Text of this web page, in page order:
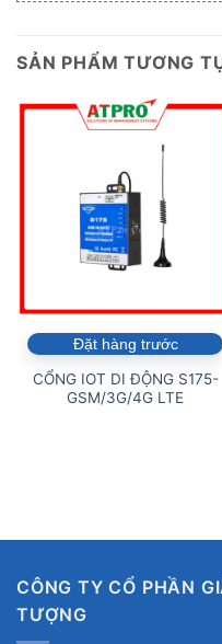
SẢN PHẨM TƯƠNG
Đặt hàng trước
CỔNG IOT DI ĐỘNG S175-
GSM/3G/4G LTE
CÔNG TY CỔ PHẦN
TƯỢNG